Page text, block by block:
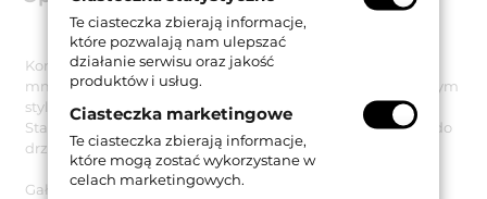
Komplet gałek stałych na kwadratowym szyldzie 60x60
mm. Obie gałki zostały zaprojektowane w minimalistycznym
stylu oraz ozdobione błyszczącymi kryształami Swarovski.
Stanowią idealny, a przede wszystkim elegancki dodatek do
drzwi szklanych w nowoczesnych i stylowych wnętrzach.
Gałki wykonane są z mosiądzu i występują w wykończeniu
Te ciasteczka zbierają informacje,
które pozwalają nam ulepszać
działanie serwisu oraz jakość
produktów i usług.
Ciasteczka marketingowe
Te ciasteczka zbierają informacje,
które mogą zostać wykorzystane w
celach marketingowych.